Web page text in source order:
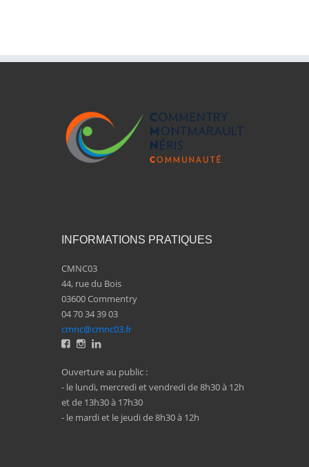
INFORMATIONS PRATIQUES
CMNC03
44, rue du Bois
03600 Commentry
04 70 34 39 03
cmnc@cmnc03.fr
Ouverture au public :
- le lundi, mercredi et vendredi de 8h30 à 12h
et de 13h30 à 17h30
- le mardi et le jeudi de 8h30 à 12h